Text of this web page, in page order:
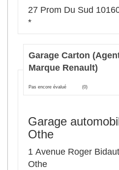
27 Prom Du Sud
*
Garage Carton
Marque Renault)
Pas encore évalué (0)
Garage
Othe
1 Avenue Roger
Othe